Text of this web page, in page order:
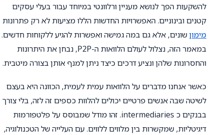
להשקעות הפך לנושא מעניין ורלוונטי במיוחד עבור בעלי עסקים
קטנים ובינוניים. האפשרויות החדשות הללו מציעות לא רק פתרונות
מימוןשונים, אלא גם במה גמישה ואפשרות להגיע ללקוחות חדשים.
במאמר הזה, נצלול לעולם הלוואות ה-P2P, נבחן את היתרונות
והחסרונות שלהן ונציע דרכים כיצד ניתן למנף אותן בצורה מיטבית.
כאשר אנחנו מדברים על הלוואות עמית לעמית, הכוונה היא בעצם
לשיטה שבה אנשים פרטיים יכולים להלוות כספים זה לזה, בלי צורך
בבנקים כ intermediaries. זהו מודל שמבוסס על פלטפורמות
דיגיטליות, שמקשרות בין מלווים ללווים. עם העלייה של הטכנולוגיה,